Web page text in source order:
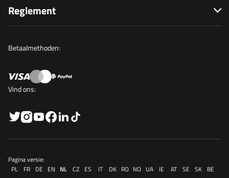
Reglement
Betaalmethoden:
Vind ons:
Pagina versie:
PL
FR DE EN NL CZ ES IT DK RO NO UA IE AT SE SK BE